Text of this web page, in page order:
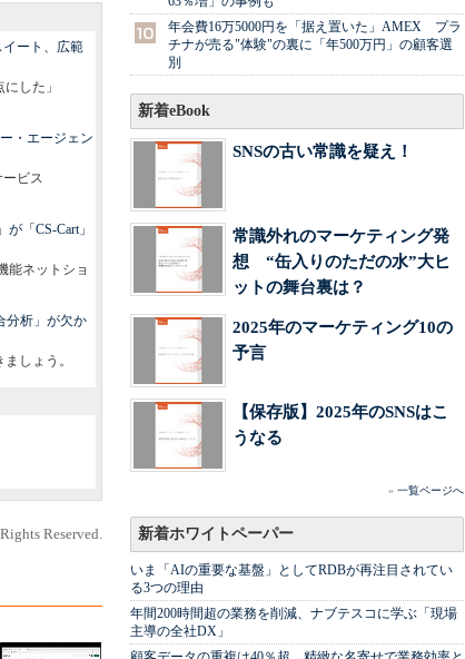
イート、広範
した」
・エージェン
ビス
「CS-Cart」
能ネットショ
分析」が欠か
しょう。
Reserved.
年会費16万5000円を「据え置いた」AMEX プラ
チナが売る"体験"の裏に「年500万円」の顧客選
別
新着eBook
SNSの古い常識を疑え！
常識外れのマーケティング発
想 “缶入りのただの水”大ヒ
ットの舞台裏は？
2025年のマーケティング10の
予言
【保存版】2025年のSNSはこ
うなる
» 一覧ページへ
新着ホワイトペーパー
いま「AIの重要な基盤」としてRDBが再注目されてい
る3つの理由
年間200時間超の業務を削減、ナブテスコに学ぶ「現場
主導の全社DX」